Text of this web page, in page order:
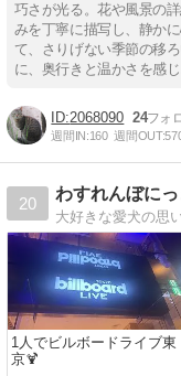
巧さが光る。花や風景の
みを丁寧に描写し、静か
て、さりげない季節の移
に、奥行きと温かさを感
2068090 24
週間IN:160 週間OUT:
20
わすれんぼにっ
大好きな愛犬の思
1人でビルボードライブ東
京🍹